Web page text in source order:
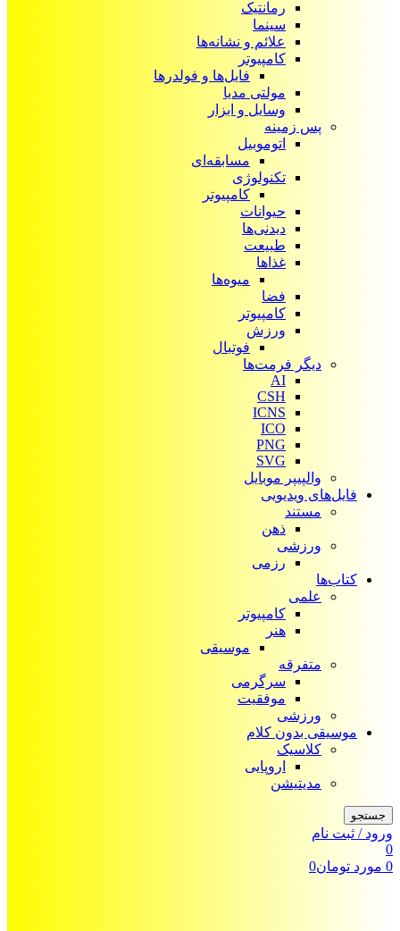
رمانتیک
سینما
علائم و نشانه‌ها
کامپیوتر
فایل‌ها و فولدرها
مولتی مدیا
وسایل و ابزار
پس زمینه
اتوموبیل
مسابقه‌ای
تکنولوژی
کامپیوتر
حیوانات
دیدنی‌ها
طبیعت
غذاها
میوه‌ها
فضا
کامپیوتر
ورزش
فوتبال
دیگر فرمت‌ها
AI
CSH
ICNS
ICO
PNG
SVG
والپیپر موبایل
فایل‌های ویدیویی
مستند
ذهن
ورزشی
رزمی
کتاب‌ها
علمی
کامپیوتر
هنر
موسیقی
متفرقه
سرگرمی
موفقیت
ورزشی
موسیقی بدون کلام
کلاسیک
اروپایی
مدیتیشن
جستجو
ورود / ثبت نام
0
0 مورد تومان0